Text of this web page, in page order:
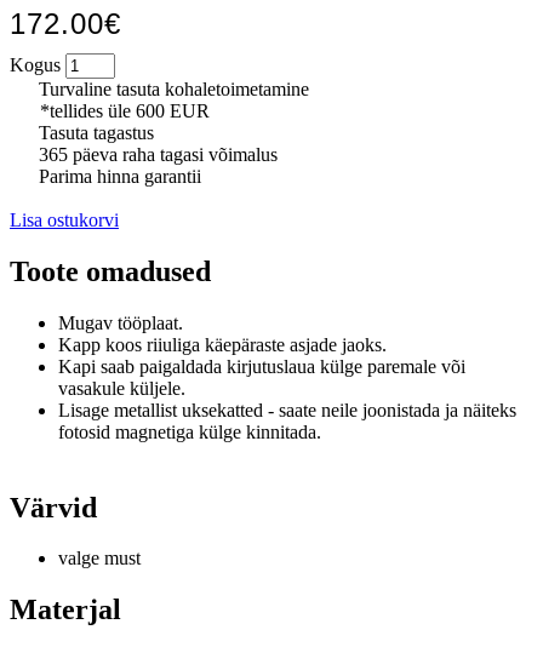
172.00€
Kogus
Turvaline tasuta kohaletoimetamine
*tellides üle 600 EUR
Tasuta tagastus
365 päeva raha tagasi võimalus
Parima hinna garantii
Lisa ostukorvi
Toote omadused
Mugav tööplaat.
Kapp koos riiuliga käepäraste asjade jaoks.
Kapi saab paigaldada kirjutuslaua külge paremale või
vasakule küljele.
Lisage metallist uksekatted - saate neile joonistada ja näiteks
fotosid magnetiga külge kinnitada.
Värvid
valge must
Materjal